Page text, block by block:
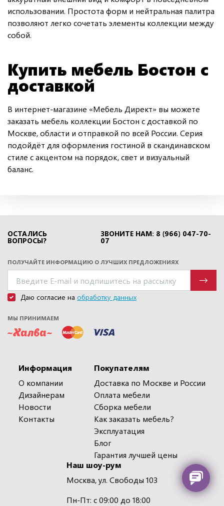
использовании. Простота форм и нейтральная палитра
позволяют легко сочетать элементы коллекции между
собой.
Купить мебель Бостон с
доставкой
В интернет-магазине «Мебель Директ» вы можете
заказать мебель коллекции Бостон с доставкой по
Москве, области и отправкой по всей России. Серия
подойдёт для оформления гостиной в скандинавском
стиле с акцентом на порядок, свет и визуальный
баланс.
ОСТАЛИСЬ
ВОПРОСЫ?
ЗВОНИТЕ НАМ: 8 (966) 047-70-
07
ПОЛУЧАЙТЕ ИНФОРМАЦИЮ О ЛУЧШИХ ПРЕДЛОЖЕНИЯХ
Даю согласие на обработку данных
МЫ ПРИНИМАЕМ
Информация
О компании
Дизайнерам
Новости
Контакты
Покупателям
Доставка по Москве и России
Оплата мебели
Сборка мебели
Как заказать мебель?
Эксплуатация
Блог
Гарантия лучшей цены
Наш шоу-рум
Москва, ул. Свободы 103
Пн-Пт: с 09:00 до 18:00